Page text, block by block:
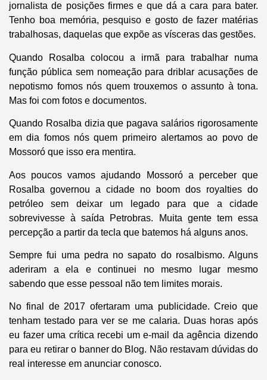
jornalista de posições firmes e que dá a cara para bater.
Tenho boa memória, pesquiso e gosto de fazer matérias
trabalhosas, daquelas que expõe as vísceras das gestões.
Quando Rosalba colocou a irmã para trabalhar numa
função pública sem nomeação para driblar acusações de
nepotismo fomos nós quem trouxemos o assunto à tona.
Mas foi com fotos e documentos.
Quando Rosalba dizia que pagava salários rigorosamente
em dia fomos nós quem primeiro alertamos ao povo de
Mossoró que isso era mentira.
Aos poucos vamos ajudando Mossoró a perceber que
Rosalba governou a cidade no boom dos royalties do
petróleo sem deixar um legado para que a cidade
sobrevivesse à saída Petrobras. Muita gente tem essa
percepção a partir da tecla que batemos há alguns anos.
Sempre fui uma pedra no sapato do rosalbismo. Alguns
aderiram a ela e continuei no mesmo lugar mesmo
sabendo que esse pessoal não tem limites morais.
No final de 2017 ofertaram uma publicidade. Creio que
tenham testado para ver se me calaria. Duas horas após
eu fazer uma crítica recebi um e-mail da agência dizendo
para eu retirar o banner do Blog. Não restavam dúvidas do
real interesse em anunciar conosco.